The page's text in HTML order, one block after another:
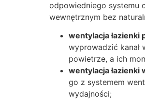
odpowiedniego systemu
wewnętrznym bez
wentylacja łazienki
wyprowadzić kanał
powietrze, a ich
wentylacja łazienki
go z systemem
wydajności;